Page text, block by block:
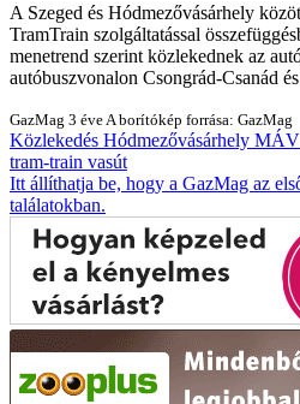
A Szeged és Hódmezővásárhely
TramTrain szolgáltatással
menetrend szerint közlekednek az
autóbuszvonalon Csongrád-Csanád
GazMag 3 éve A borítókép forrása: GazMag
Közlekedés Hódmezővásárhely MÁV
tram-train vasút
Itt állíthatja be, hogy a GazMag az
találatokban.